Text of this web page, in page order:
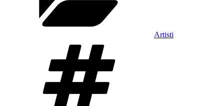
Artisti